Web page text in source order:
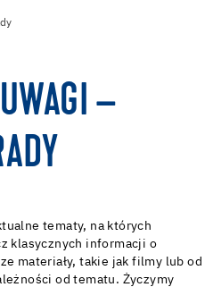
–
tematy, na których
klasycznych informacji o
materiały, takie jak filmy lub od
od tematu. Życzymy